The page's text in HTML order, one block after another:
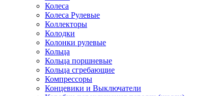
Колеса
Колеса Рулевые
Коллекторы
Колодки
Колонки рулевые
Кольца
Кольца поршневые
Кольца сгребающие
Компрессоры
Концевики и Выключатели